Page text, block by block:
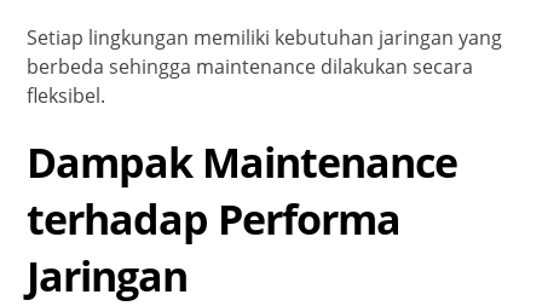
Setiap lingkungan memiliki kebutuhan jaringan yang
berbeda sehingga maintenance dilakukan secara
fleksibel.
Dampak Maintenance
terhadap Performa
Jaringan